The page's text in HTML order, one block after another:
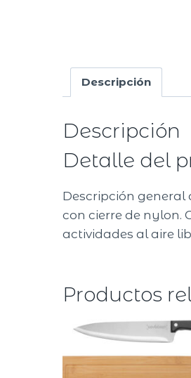
Descripción
Descripción
Detalle del
Descripción general
con cierre de nylon.
actividades al aire
Productos